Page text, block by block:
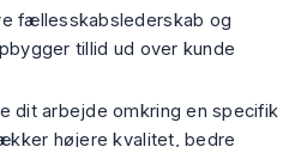
fællesskabslederskab og
tillid ud over kunde
dit arbejde omkring en specifik
højere kvalitet, bedre